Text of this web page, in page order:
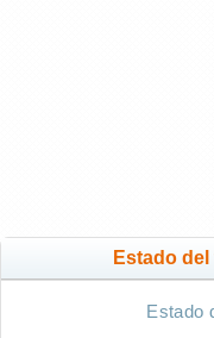
Estado
Estado